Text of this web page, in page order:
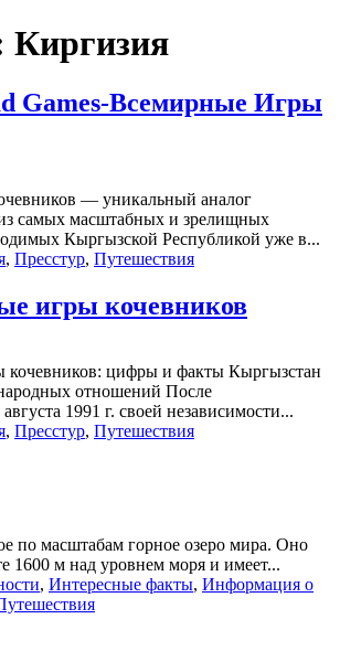
Киргизия
Games-Всемирные Игры
— уникальный аналог
самых масштабных и зрелищных
Кыргызской Республикой уже в...
, Пресстур, Путешествия
игры кочевников
цифры и факты Кыргызстан
отношений После
1991 г. своей независи­мости...
, Пресстур, Путешествия
по масштабам горное озеро мира. Оно
1600 м над уровнем моря и имеет...
, Интересные факты, Информация о